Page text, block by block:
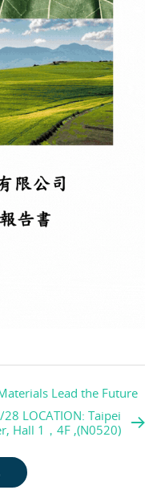
Lead the Future
LOCATION: Taipei
Hall 1，4F ,(N0520)